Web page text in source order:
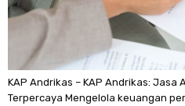
KAP Andrikas – KAP Andrikas: Jasa
Terpercaya Mengelola keuangan